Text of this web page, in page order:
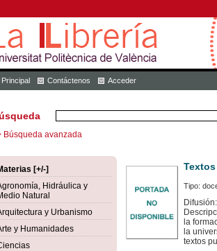
Principal Contáctenos Acceder
Búsqueda avanzada
[+/-]
Hidráulica y
Natural
y Urbanismo
y Humanidades
Tipo:
la
la
textos